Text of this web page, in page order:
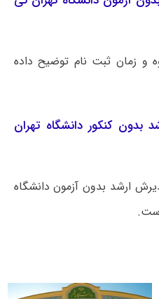
و زمان ثبت نام توضیح داده
بدون کنکور دانشگاه تهران
ارشد بدون آزمون دانشگاه